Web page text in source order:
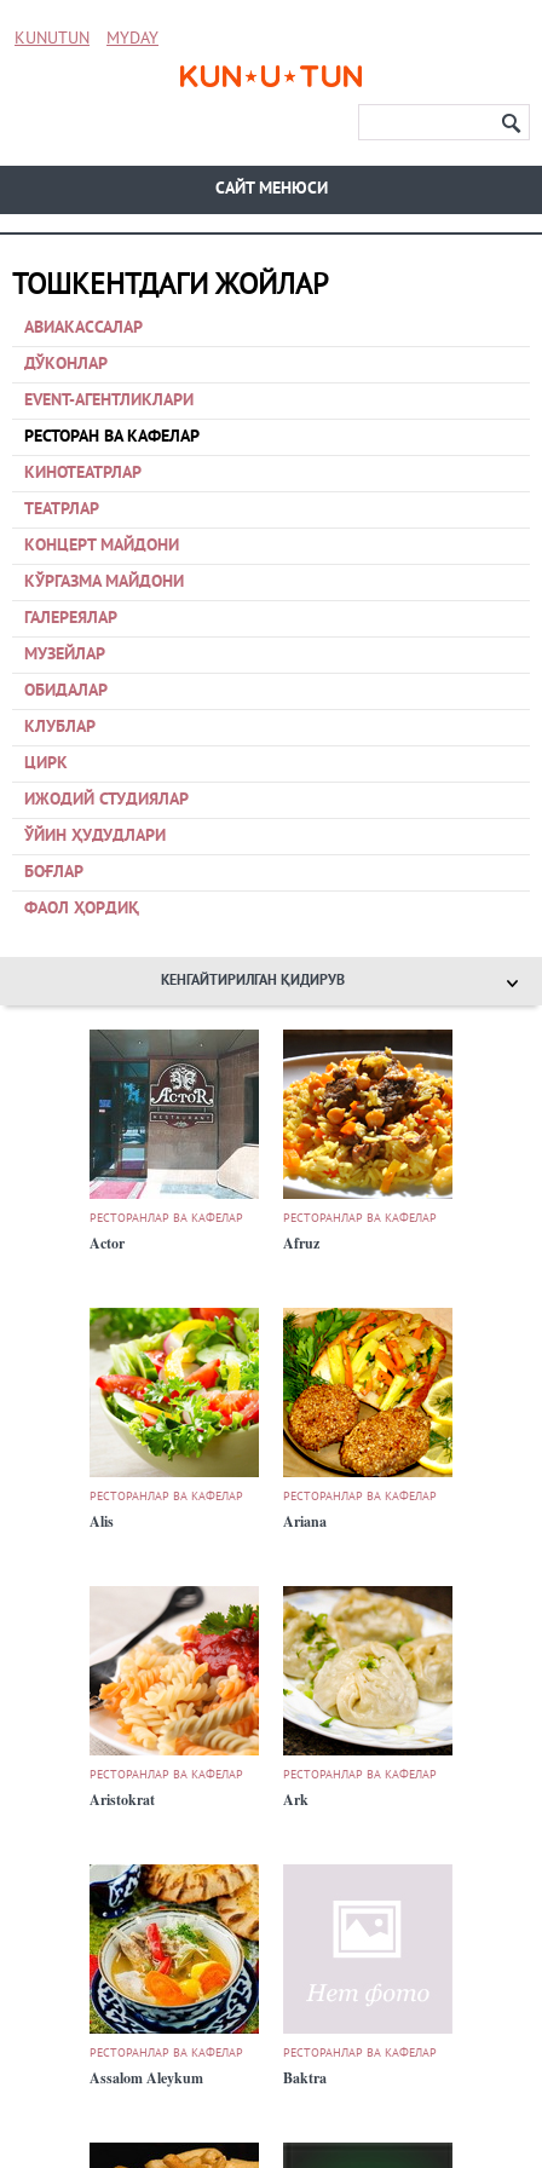
KUNUTUN MYDAY
CАЙТ МЕНЮСИ
ТОШКЕНТДАГИ ЖОЙЛАР
АВИАКАССАЛАР
ДЎКОНЛАР
EVENT-АГЕНТЛИКЛАРИ
РЕСТОРАН ВА КАФЕЛАР
КИНОТЕАТРЛАР
ТЕАТРЛАР
КОНЦЕРТ МАЙДОНИ
КЎРГАЗМА МАЙДОНИ
ГАЛЕРЕЯЛАР
МУЗЕЙЛАР
ОБИДАЛАР
КЛУБЛАР
ЦИРК
ИЖОДИЙ СТУДИЯЛАР
ЎЙИН ҲУДУДЛАРИ
БОҒЛАР
ФАОЛ ҲОРДИҚ
КЕНГАЙТИРИЛГАН ҚИДИРУВ
РЕСТОРАНЛАР ВА КАФЕЛАР
Actor
РЕСТОРАНЛАР ВА КАФЕЛАР
Afruz
РЕСТОРАНЛАР ВА КАФЕЛАР
Alis
РЕСТОРАНЛАР ВА КАФЕЛАР
Ariana
РЕСТОРАНЛАР ВА КАФЕЛАР
Aristokrat
РЕСТОРАНЛАР ВА КАФЕЛАР
Ark
РЕСТОРАНЛАР ВА КАФЕЛАР
Assalom Aleykum
РЕСТОРАНЛАР ВА КАФЕЛАР
Baktra